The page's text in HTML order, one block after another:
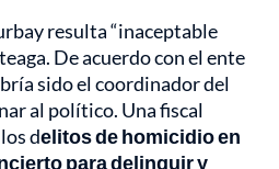
resulta “inaceptable
De acuerdo con el ente
sido el coordinador del
al político. Una fiscal
delitos de homicidio en
para delinquir y